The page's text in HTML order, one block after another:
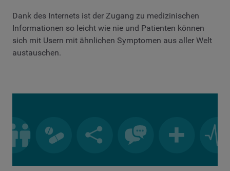
Dank des Internets ist der Zugang zu medizinischen
Informationen so leicht wie nie und Patienten können
sich mit Usern mit ähnlichen Symptomen aus aller Welt
austauschen.